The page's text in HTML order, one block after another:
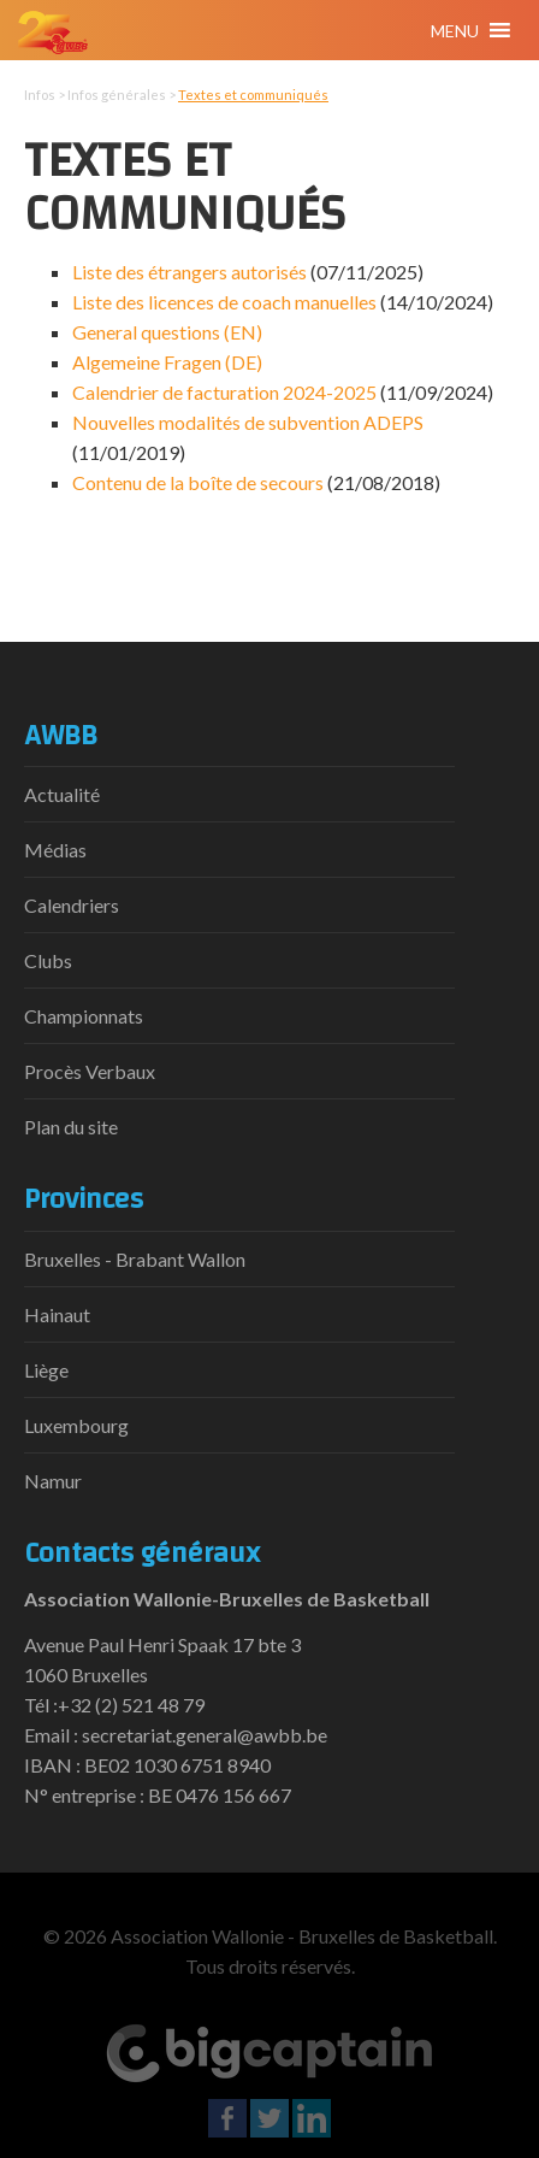
MENU
Infos > Infos générales >Textes et communiqués
TEXTES ET
COMMUNIQUÉS
Liste des étrangers autorisés (07/11/2025)
Liste des licences de coach manuelles (14/10/2024)
General questions (EN)
Algemeine Fragen (DE)
Calendrier de facturation 2024-2025(11/09/2024)
Nouvelles modalités de subvention ADEPS
(11/01/2019)
Contenu de la boîte de secours (21/08/2018)
AWBB
Actualité
Médias
Calendriers
Clubs
Championnats
Procès Verbaux
Plan du site
Provinces
Bruxelles - Brabant Wallon
Hainaut
Liège
Luxembourg
Namur
Contacts généraux
Association Wallonie-Bruxelles de Basketball
Avenue Paul Henri Spaak 17 bte 3
1060 Bruxelles
Tél :+32 (2) 521 48 79
Email : secretariat.general@awbb.be
IBAN : BE02 1030 6751 8940
N° entreprise : BE 0476 156 667
© 2026 Association Wallonie - Bruxelles de Basketball.
Tous droits réservés.